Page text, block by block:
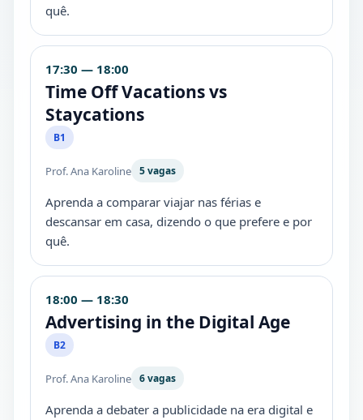
quê.
17:30 — 18:00
Time Off Vacations vs
Staycations
B1
Prof. Ana Karoline 5 vagas
Aprenda a comparar viajar nas férias e
descansar em casa, dizendo o que prefere e por
quê.
18:00 — 18:30
Advertising in the Digital Age
B2
Prof. Ana Karoline 6 vagas
Aprenda a debater a publicidade na era digital e